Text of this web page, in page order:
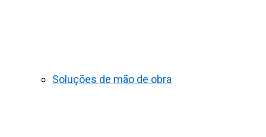
Soluções de mão de obra